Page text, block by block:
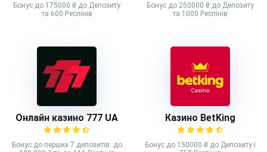
Бонус до 175000 ₴ до Депозиту
та 600 Респінів
Бонус до 250000 ₴ до Депозиту
та 1000 Респінів
Онлайн казино 777 UA
Бонус до перших 7 депозитів: до
Казино BetKing
Бонус до 150000 ₴ до Депозиту і